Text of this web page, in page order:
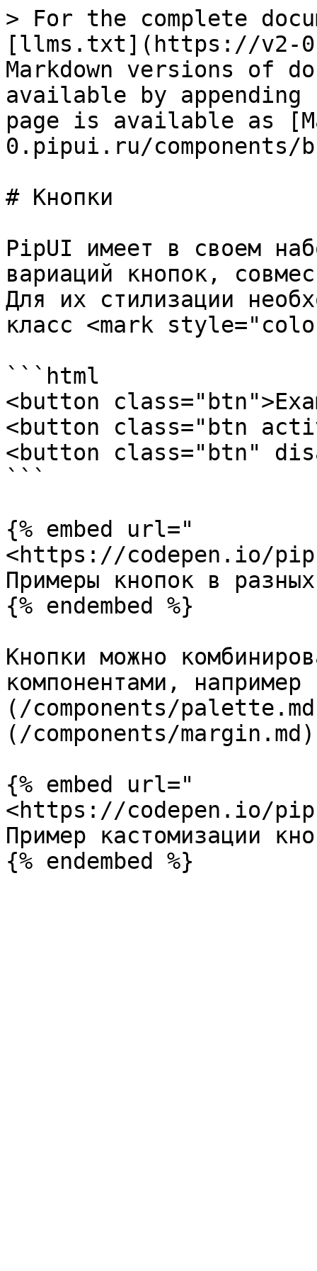
> For the complete
[llms.txt](https://v2-
Markdown versions of
available by
page is available as
0.pipui.ru/components/
# Кнопки
PipUI имеет в своем
вариаций кнопок,
Для их стилизации
класс <mark
```html
<button
<button class="btn
<button class="btn"
```
{% embed url="
<https://codepen.io/
Примеры кнопок в
{% endembed %}
Кнопки можно
компонентами,
(/components/
(/components/
{% embed url="
<https://codepen.io/
Пример кастомизации